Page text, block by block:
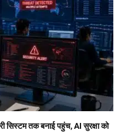
सिस्टम तक बनाई पहुंच, AI सुरक्षा को